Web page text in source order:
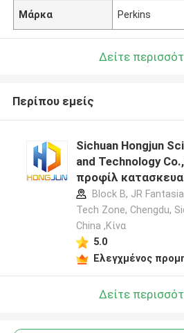
Μάρκα Perkins
Δείτε
Περίπου εμείς
Sichuan Hongjun
and Technology
προφίλ
Block B, JR
Tech Zone, Chengdu,
China ,Κίνα
5.0
Ελεγχμένος
Δείτε